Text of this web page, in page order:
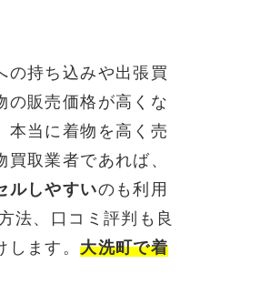
の持ち込みや出張買
の販売価格が高くな
本当に着物を高く売
取業者であれば、
ルしやすいのも利用
法、口コミ評判も良
します。大洗町で着